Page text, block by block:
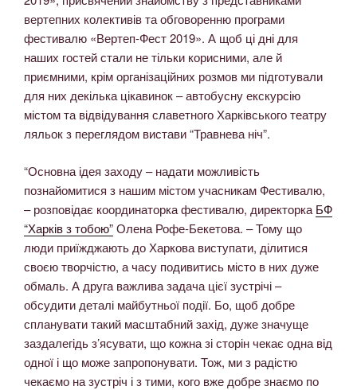
вертепних колективів та обговоренню програми
фестивалю «Вертеп-Фест 2019». А щоб ці дні для
наших гостей стали не тільки корисними, але й
приємними, крім організаційних розмов ми підготували
для них декілька цікавинок – автобусну екскурсію
містом та відвідування славетного Харківського театру
ляльок з переглядом вистави “Травнева ніч”.
“Основна ідея заходу – надати можливість
познайомитися з нашим містом учасникам Фестивалю,
– розповідає координаторка фестивалю, директорка БФ
“Харків з тобою”Олена Рофе-Бекетова. – Тому що
люди приїжджають до Харкова виступати, ділитися
своєю творчістю, а часу подивитись місто в них дуже
обмаль. А друга важлива задача цієї зустрічі –
обсудити деталі майбутньої події. Бо, щоб добре
спланувати такий масштабний захід, дуже значуще
заздалегідь з’ясувати, що кожна зі сторін чекає одна від
одної і що може запропонувати. Тож, ми з радістю
чекаємо на зустріч і з тими, кого вже добре знаємо по